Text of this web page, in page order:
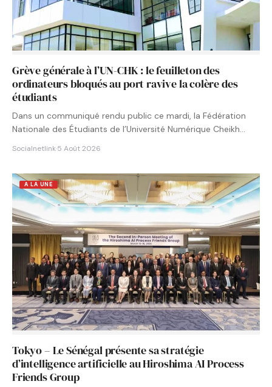
Grève générale à l’UN-CHK : le feuilleton des
ordinateurs bloqués au port ravive la colère des
étudiants
Dans un communiqué rendu public ce mardi, la Fédération
Nationale des Étudiants de l’Université Numérique Cheikh
Socialnetlink·5 Août 2026
A LA UNE
Tokyo – Le Sénégal présente sa stratégie
d’intelligence artificielle au Hiroshima AI Process
Friends Group